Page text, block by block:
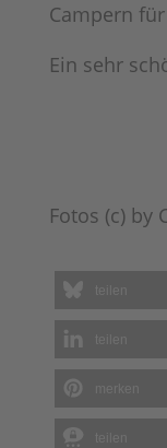
Campern
Ein sehr
Fotos (c) by